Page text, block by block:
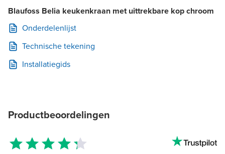
Blaufoss Belia keukenkraan met uittrekbare kop chroom
Onderdelenlijst
Technische tekening
Installatiegids
Productbeoordelingen